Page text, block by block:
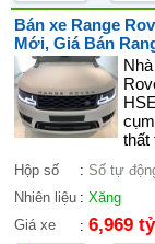
Bán xe Range
Mới, Giá Bán
thất
Hộp số : Số tự
Nhiên liệu : Xăng
Giá xe
: 6,969 tỷ